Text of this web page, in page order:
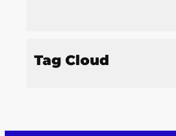
Tag Cloud